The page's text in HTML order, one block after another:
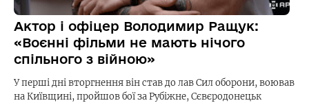
Актор і офіцер Володимир Ращук:
«Воєнні фільми не мають нічого
спільного з війною»
У перші дні вторгнення він став до лав Сил оборони, воював
на Київщині, пройшов бої за Рубіжне, Сєвєродонецьк